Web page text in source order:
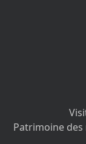
Patrimoine des